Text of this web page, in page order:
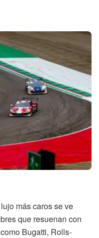
más caros se ve
que resuenan con
Bugatti, Rolls-